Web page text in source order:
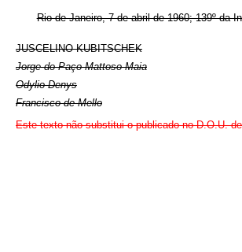
Rio de Janeiro, 7 de abril de 1960; 139º da
JUSCELINO KUBITSCHEK
Jorge do Paço Mattoso Maia
Odylio Denys
Francisco de Mello
Este texto não substitui o publicado no D.O.U.